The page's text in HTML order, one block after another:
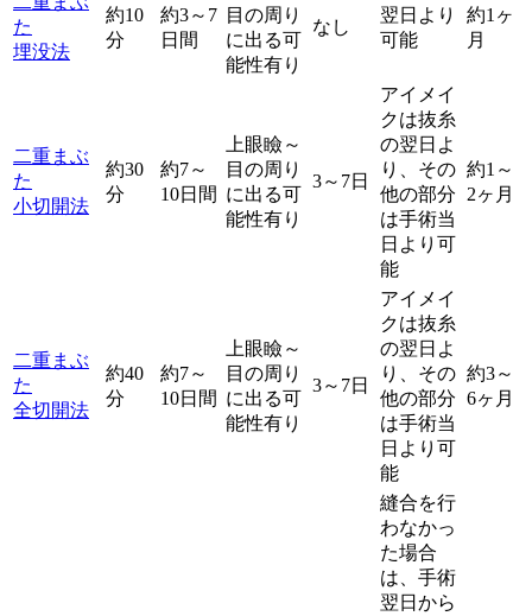
た
埋没法
約10
分
約3～7
日間
目の周り
に出る可
能性有り
なし
翌日より
可能
約1ヶ
月
二重まぶ
た
小切開法
約30
分
約7～
10日間
上眼瞼～
目の周り
に出る可
能性有り
3～7日
アイメイ
クは抜糸
の翌日よ
り、その
他の部分
は手術当
日より可
能
約1～
2ヶ月
二重まぶ
た
全切開法
約40
分
約7～
10日間
上眼瞼～
目の周り
に出る可
能性有り
3～7日
アイメイ
クは抜糸
の翌日よ
り、その
他の部分
は手術当
日より可
能
約3～
6ヶ月
縫合を行
わなかっ
た場合
は、手術
翌日から